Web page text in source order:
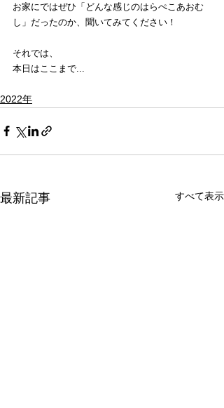
お家にではぜひ「どんな感じのはらぺこあおむ
し」だったのか、聞いてみてください！
それでは、
本日はここまで...
2022年
最新記事 すべて表示